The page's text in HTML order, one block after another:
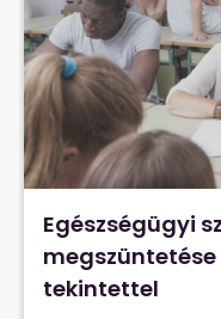
Egészségügyi
tekintettel